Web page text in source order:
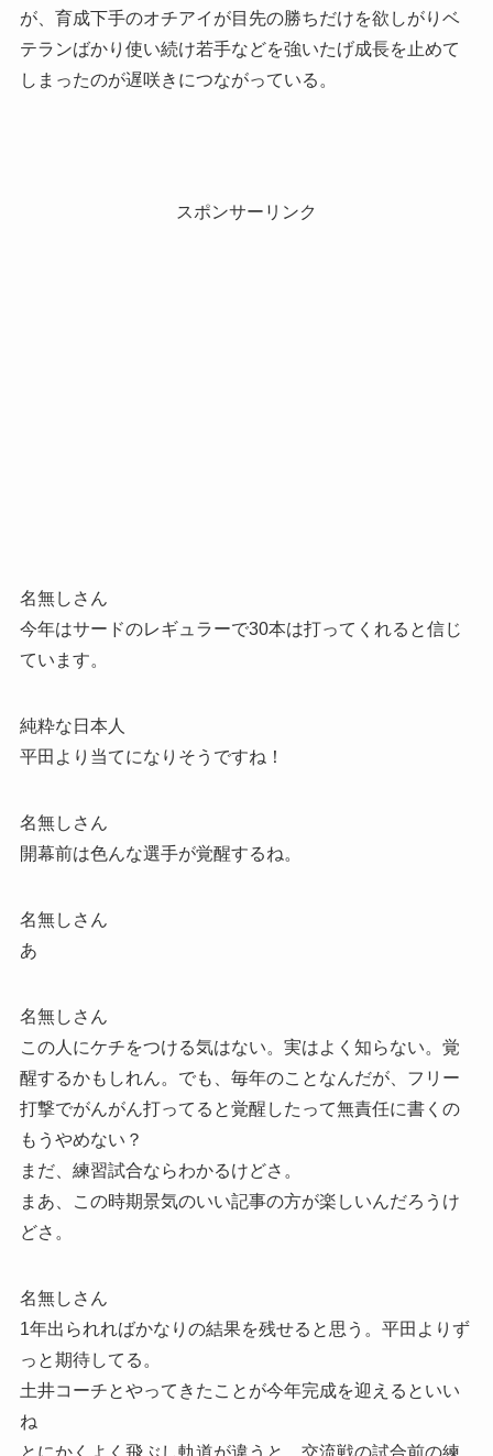
が、育成下手のオチアイが目先の勝ちだけを欲しがりベ
テランばかり使い続け若手などを強いたげ成長を止めて
しまったのが遅咲きにつながっている。
スポンサーリンク
名無しさん
今年はサードのレギュラーで30本は打ってくれると信じ
ています。
純粋な日本人
平田より当てになりそうですね！
名無しさん
開幕前は色んな選手が覚醒するね。
名無しさん
あ
名無しさん
この人にケチをつける気はない。実はよく知らない。覚
醒するかもしれん。でも、毎年のことなんだが、フリー
打撃でがんがん打ってると覚醒したって無責任に書くの
もうやめない？
まだ、練習試合ならわかるけどさ。
まあ、この時期景気のいい記事の方が楽しいんだろうけ
どさ。
名無しさん
1年出られればかなりの結果を残せると思う。平田よりず
っと期待してる。
土井コーチとやってきたことが今年完成を迎えるといい
ね
とにかくよく飛ぶし軌道が違うと、交流戦の試合前の練